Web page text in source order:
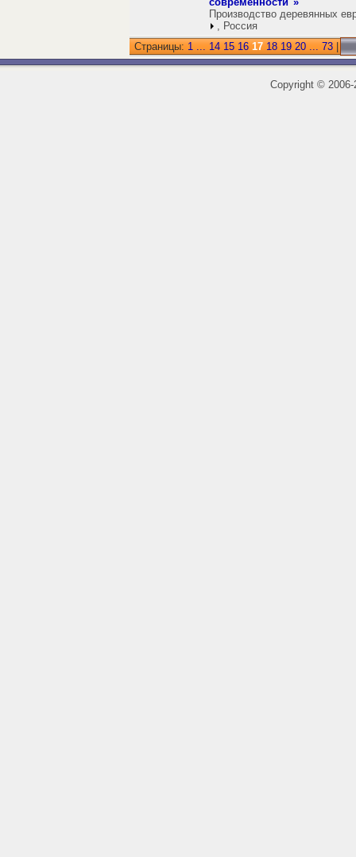
Производство деревянных
, Россия
Страницы: 1 ... 14 15 16 17 18 19 20 ... 73
Copyright ©